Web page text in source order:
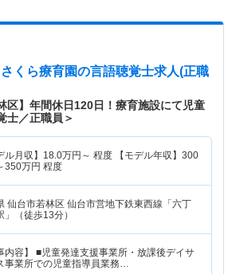
くら療育園の言語聴覚士求人(正職
区】年間休日120日！療育施設にて児童
士／正職員＞
ル月収】 18.0万円～ 程度 【モデル年収】 300
350万円 程度
仙台市若林区 仙台市営地下鉄東西線「六丁
」（徒歩13分）
内容】 ■児童発達支援事業所・放課後デイサ
事業所での児童指導員業務…